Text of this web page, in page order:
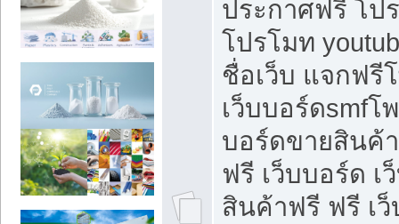
ประกาศฟรี โป
โปรโมท
ชื่อเว็บ แจกฟรี
เว็บบอร์ดsmfโ
บอร์ดขายสินค้
ฟรี เว็บบอร์ด เ
สินค้าฟรี ฟรี เ